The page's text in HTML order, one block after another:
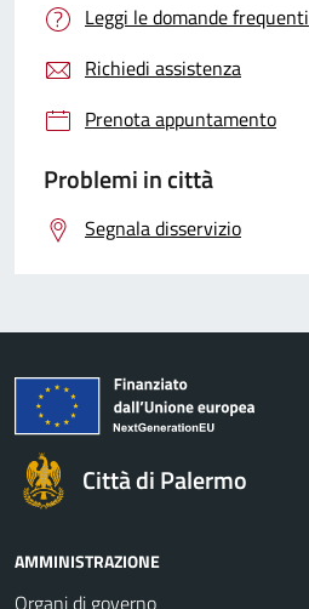
Leggi le domande frequenti
Richiedi assistenza
Prenota appuntamento
Problemi in città
Segnala disservizio
Città di Palermo
AMMINISTRAZIONE